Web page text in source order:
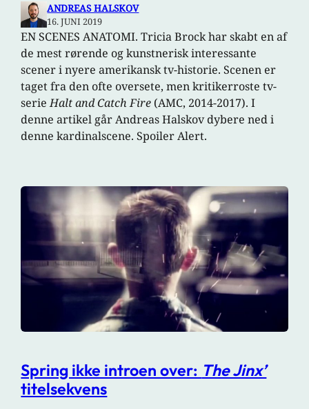
ANDREAS HALSKOV
16. JUNI 2019
EN SCENES ANATOMI. Tricia Brock har skabt en af
de mest rørende og kunstnerisk interessante
scener i nyere amerikansk tv-historie. Scenen er
taget fra den ofte oversete, men kritikerroste tv-
serieHalt and Catch Fire (AMC, 2014-2017). I
denne artikel går Andreas Halskov dybere ned i
denne kardinalscene. Spoiler Alert.
Spring ikke introen over: The Jinx’
titelsekvens